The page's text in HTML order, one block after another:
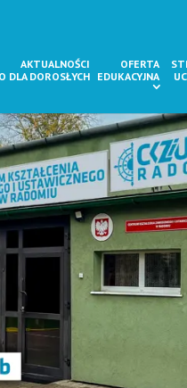
AKTUALNOŚCI
DLA DOROSŁYCH
OFERTA
EDUKACYJNA